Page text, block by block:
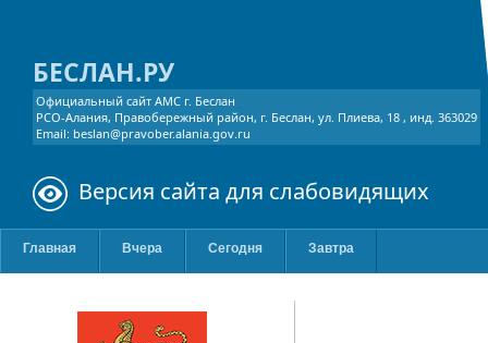
БЕСЛАН.РУ
Официальный сайт АМС г. Беслан
РСО-Алания, Правобережный район, г. Беслан, ул. Плиева, 18 , инд. 363029
Email: beslan@pravober.alania.gov.ru
Версия сайта для слабовидящих
Главная Вчера Сегодня Завтра